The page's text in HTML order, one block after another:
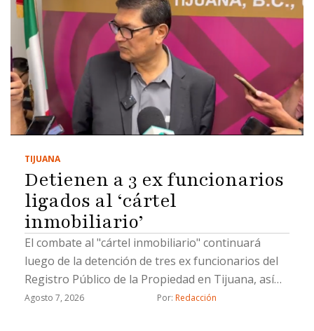
TIJUANA
Detienen a 3 ex funcionarios
ligados al ‘cártel
inmobiliario’
El combate al "cártel inmobiliario" continuará
luego de la detención de tres ex funcionarios del
Registro Público de la Propiedad en Tijuana, así
como un civil, por hacer cambios de propiedad de
Agosto 7, 2026 Por: Redacción